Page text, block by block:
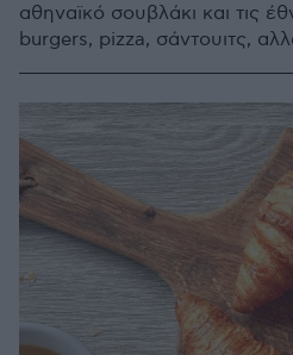
αθηναϊκό σουβλάκι και τις
burgers, pizza, σάντουιτς,